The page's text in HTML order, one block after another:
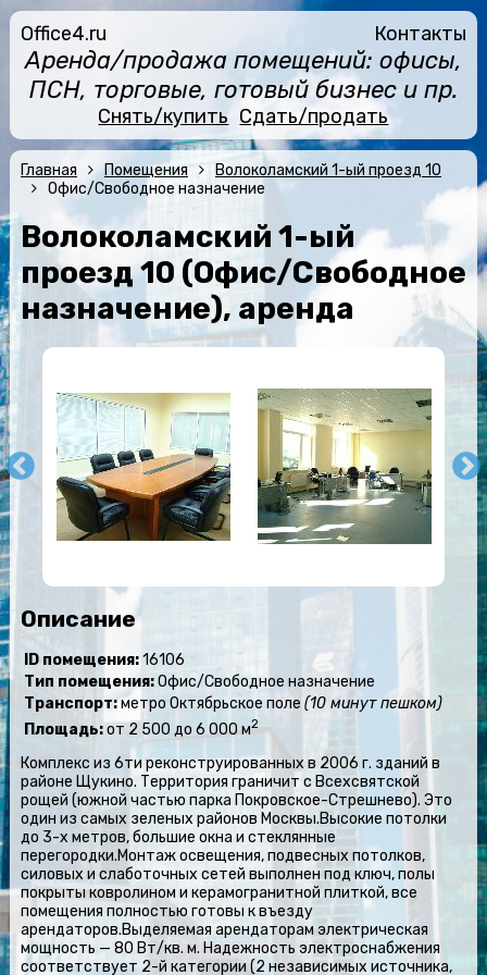
Office4.ru Контакты
Аренда/продажа помещений: офисы,
ПСН, торговые, готовый бизнес и пр.
Снять/купить Сдать/продать
Главная Помещения
Волоколамский 1-ый проезд 10
Офис/Свободное назначение
Волоколамский 1-ый
проезд 10 (Офис/Свободное
назначение), аренда
Описание
ID помещения:16106
Тип помещения:Офис/Свободное назначение
Транспорт:метро Октябрьское поле (10 минут пешком)
Площадь:от 2 500 до 6 000 м2
Комплекс из 6ти реконструированных в 2006 г. зданий в
районе Щукино. Территория граничит с Всехсвятской
рощей (южной частью парка Покровское-Стрешнево). Это
один из самых зеленых районов Москвы.Высокие потолки
до 3-х метров, большие окна и стеклянные
перегородки.Монтаж освещения, подвесных потолков,
силовых и слаботочных сетей выполнен под ключ, полы
покрыты ковролином и керамогранитной плиткой, все
помещения полностью готовы к въезду
арендаторов.Выделяемая арендаторам электрическая
мощность — 80 Вт/кв. м. Надежность электроснабжения
соответствует 2-й категории (2 независимых источника,